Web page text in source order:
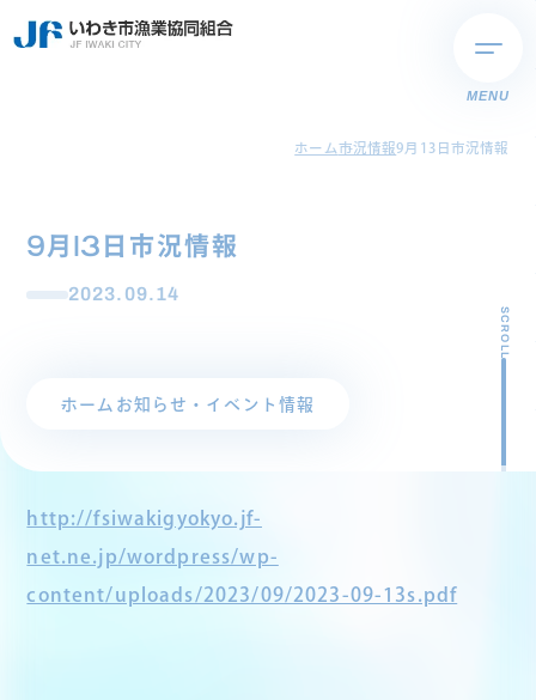
MENU
ホーム市況情報9月13日市況情報
9月13日市況情報
2023.09.14
ホーム お知らせ・イベント情報
SCROLL
http://fsiwakigyokyo.jf-
net.ne.jp/wordpress/wp-
content/uploads/2023/09/2023-09-13s.pdf